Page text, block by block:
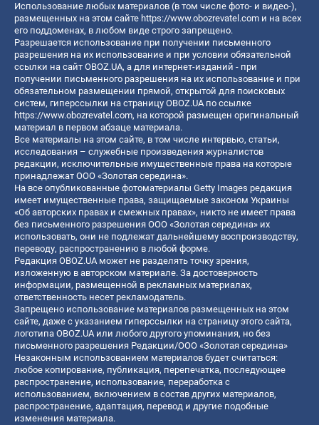
Использование любых материалов (в том числе фото- и видео-),
размещенных на этом сайте https://www.obozrevatel.com и на всех
его поддоменах, в любом виде строго запрещено.
Разрешается использование при получении письменного
разрешения на их использование и при условии обязательной
ссылки на сайт OBOZ.UA, а для интернет-изданий - при
получении письменного разрешения на их использование и при
обязательном размещении прямой, открытой для поисковых
систем, гиперссылки на страницу OBOZ.UA по ссылке
https://www.obozrevatel.com, на которой размещен оригинальный
материал в первом абзаце материала.
Все материалы на этом сайте, в том числе интервью, статьи,
исследования – служебные произведения журналистов
редакции, исключительные имущественные права на которые
принадлежат ООО «Золотая середина».
На все опубликованные фотоматериалы Getty Images редакция
имеет имущественные права, защищаемые законом Украины
«Об авторских правах и смежных правах», никто не имеет права
без письменного разрешения ООО «Золотая середина» их
использовать, они не подлежат дальнейшему воспроизводству,
переводу, распространению в любой форме.
Редакция OBOZ.UA может не разделять точку зрения,
изложенную в авторском материале. За достоверность
информации, размещенной в рекламных материалах,
ответственность несет рекламодатель.
Запрещено использование материалов размещенных на этом
сайте, даже с указанием гиперссылки на страницу этого сайта,
логотипа OBOZ.UA или любого другого упоминания, но без
письменного разрешения Редакции/ООО «Золотая середина»
Незаконным использованием материалов будет считаться:
любое копирование, публикация, перепечатка, последующее
распространение, использование, переработка с
использованием, включением в состав других материалов,
распространение, адаптация, перевод и другие подобные
изменения материала.